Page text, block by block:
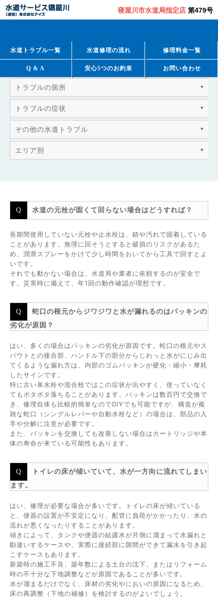
寝屋川市水道局指定店 第479号
水道トラブル一覧 水道修理の流れ 修理料金一覧
Q & A 安心5つのお約束 お問い合わせ
トラブルの箇所
トラブルの症状
その他の水道トラブル
エリア別
水道の元栓が固くて回らない場合はどうすれば？
長期間使用していない元栓や止水栓は、錆や汚れで固着している
ことがあります。無理に回そうとすると破損のリスクがあるた
め、潤滑スプレーをかけて少し時間をおいてから工具で回すとよ
いです。
それでも動かない場合は、水道局や業者に依頼するのが安全で
す。災害時に備えて、年1回の動作確認が理想です。
蛇口の根元からジワジワと水が漏れるのはパッキンの
劣化が原因？
はい、多くの場合はパッキンの劣化が原因です。蛇口の根元やス
パウトとの接合部、ハンドル下の部分からじわっと水がにじみ出
てくるような漏れ方は、内部のゴムパッキンが硬化・縮小・摩耗
したサインです。
特に古い単水栓や混合栓ではこの症状が出やすく、使っていなく
てもポタポタ落ちることがあります。パッキンは数百円で交換で
き、修理自体も比較的簡単なのでDIYでも可能ですが、構造が複
雑な蛇口（シングルレバーや自動水栓など）の場合は、部品の入
手や分解に注意が必要です。
また、パッキンを交換しても改善しない場合はカートリッジや本
体の寿命が来ている可能性もあります。
トイレの床が傾いていて、水が一方向に流れてしまい
ます。
はい、修理が必要な場合が多いです。トイレの床が傾いている
と、便器の設置が不安定になり、配管に負荷がかかったり、水の
流れが悪くなったりすることがあります。
傾きによって、タンクや便器の結露水が片側に溜まって水漏れと
勘違いするケースや、実際に接続部に隙間ができて漏水を引き起
こすケースもあります。
新築時の施工不良、築年数による土台の沈下、またはリフォーム
時の不十分な下地調整などが原因であることが多いです。
水が溜まるだけでなく、床材の劣化やにおいの原因になるため、
床の再調整（下地の補修）を検討するのがよいでしょう。